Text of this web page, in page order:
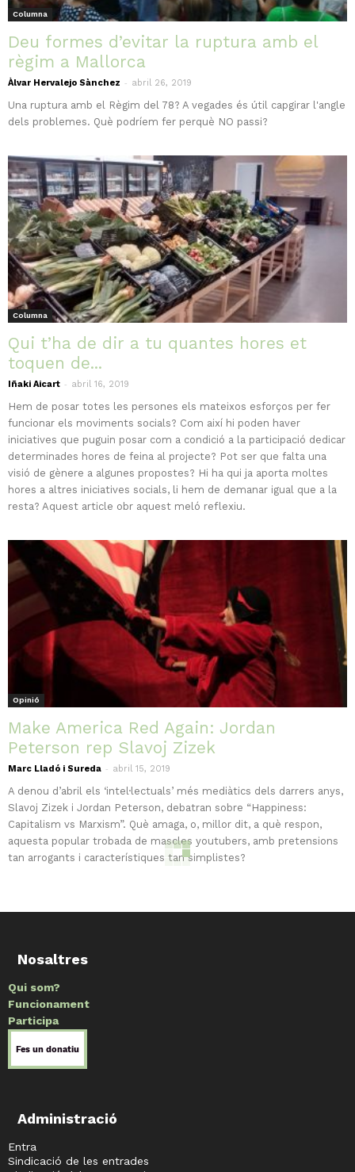
Columna
Deu formes d’evitar la ruptura amb el
règim a Mallorca
Àlvar Hervalejo Sànchez - abril 26, 2019
Una ruptura amb el Règim del 78? A vegades és útil capgirar l'angle
dels problemes. Què podríem fer perquè NO passi?
Columna
Qui t’ha de dir a tu quantes hores et
toquen de...
Iñaki Aicart - abril 16, 2019
Hem de posar totes les persones els mateixos esforços per fer
funcionar els moviments socials? Com així hi poden haver
iniciatives que puguin posar com a condició a la participació dedicar
determinades hores de feina al projecte? Pot ser que falta una
visió de gènere a algunes propostes? Hi ha qui ja aporta moltes
hores a altres iniciatives socials, li hem de demanar igual que a la
resta? Aquest article obr aquest meló reflexiu.
Opinió
Make America Red Again: Jordan
Peterson rep Slavoj Zizek
Marc Lladó i Sureda - abril 15, 2019
A denou d’abril els ‘intel·lectuals’ més mediàtics dels darrers anys,
Slavoj Zizek i Jordan Peterson, debatran sobre “Happiness:
Capitalism vs Marxism”. Què amaga, o, millor dit, a què respon,
aquesta popular trobada de mascles youtubers, amb pretensions
tan arrogants i característiques tan simplistes?
Columna
Em desagrada profundament veure formacions d'esquerres